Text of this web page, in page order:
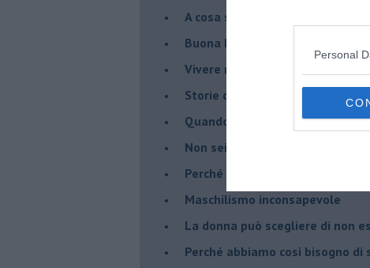
Personal
​A cosa serve davvero la
​Buona Pasqua e … buona
​Vivere nell’incertezza
​Storie di rinascita: i Take That
​Quando la rigidità del
​Non sei indietro, stai seguendo
​Perché abbiamo bisogno di
​Maschilismo inconsapevole
​La donna può scegliere di non
​Perché abbiamo così bisogno di